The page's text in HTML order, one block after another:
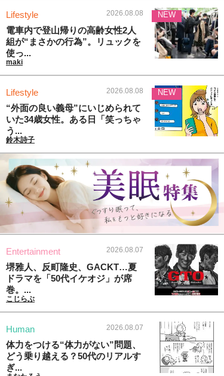
Lifestyle 2026.08.08
電車内で登山帰りの高齢女性2人
組が“まさかの行為”。リュックを
使っ...
maki
NEW
Lifestyle 2026.08.08
“外面の良い義母”にいじめられて
いた34歳女性。ある日「笑っちゃ
う...
鈴木詩子
NEW
Entertainment 2026.08.07
堺雅人、反町隆史、GACKT…夏
ドラマを「50代イケオジ」が席
巻。...
こじらぶ
Human 2026.08.07
体力をつける“体力がない”問題、
どう乗り越える？50代のリアルす
ぎ...